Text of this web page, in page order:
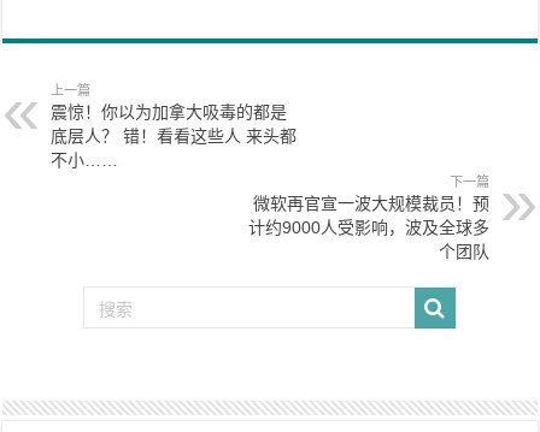
上一篇
震惊！你以为加拿大吸毒的都是
底层人？ 错！看看这些人 来头都
不小……
下一篇
微软再官宣一波大规模裁员！预
计约9000人受影响，波及全球多
个团队